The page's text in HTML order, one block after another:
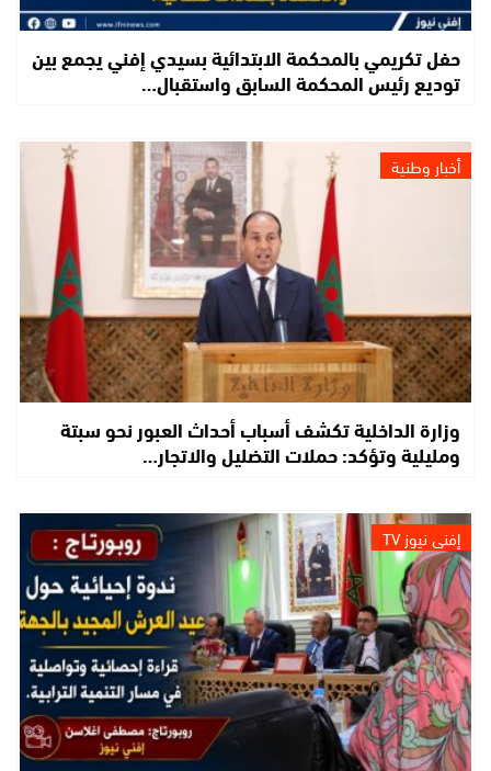
حفل تكريمي بالمحكمة الابتدائية بسيدي إفني يجمع بين
توديع رئيس المحكمة السابق واستقبال…
أخبار وطنية
وزارة الداخلية تكشف أسباب أحداث العبور نحو سبتة
ومليلية وتؤكد: حملات التضليل والاتجار…
إفني نيوز TV